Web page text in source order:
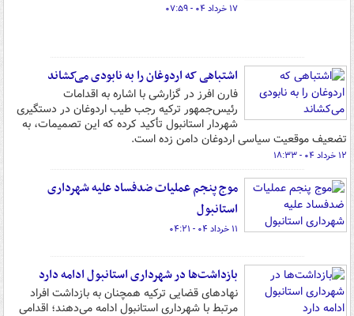
۱۷ خرداد ۰۴ - ۰۷:۵۹
اشتباهی که اردوغان را به نابودی می‌کشاند
فارن افرز در گزارشی با اشاره به اقدامات
رئیس‌جمهور ترکیه رجب طیب اردوغان در دستگیری
شهردار استانبول تأکید کرده که این تصمیمات، به
تضعیف موقعیت سیاسی اردوغان دامن زده است.
۱۲ خرداد ۰۴ - ۱۸:۳۳
موج پنجم عملیات ضدفساد علیه شهرداری
استانبول
۱۱ خرداد ۰۴ - ۰۴:۲۱
بازداشت‌ها در شهرداری استانبول ادامه دارد
نهادهای قضایی ترکیه همچنان به بازداشت افراد
مرتبط با شهرداری استانبول ادامه می‌دهند؛ اقدامی